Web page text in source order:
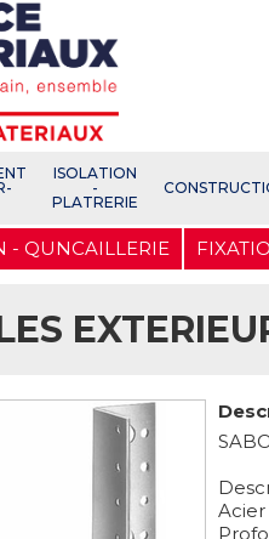
ISOLATION
-
PLATRERIE
- QUNCAILLERIE
Acier